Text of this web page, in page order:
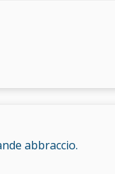
abbraccio.